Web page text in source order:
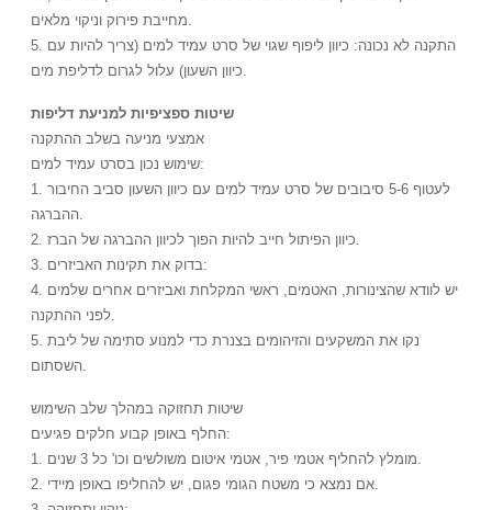
מחייבת פירוק וניקוי מלאים.
5. התקנה לא נכונה: כיוון ליפוף שגוי של סרט עמיד למים (צריך להיות עם
כיוון השעון) עלול לגרום לדליפת מים.
שיטות ספציפיות למניעת דליפות
אמצעי מניעה בשלב ההתקנה
שימוש נכון בסרט עמיד למים:
1. לעטוף 5-6 סיבובים של סרט עמיד למים עם כיוון השעון סביב החיבור
ההברגה.
2. כיוון הפיתול חייב להיות הפוך לכיוון ההברגה של הברז.
3. בדוק את תקינות האביזרים:
4. יש לוודא שהצינורות, האטמים, ראשי המקלחת ואביזרים אחרים שלמים
לפני ההתקנה.
5. נקו את המשקעים והזיהומים בצנרת כדי למנוע סתימה של ליבת
השסתום.
שיטות תחזוקה במהלך שלב השימוש
החלף באופן קבוע חלקים פגיעים:
1. מומלץ להחליף אטמי פיר, אטמי איטום משולשים וכו' כל 3 שנים.
2. אם נמצא כי משטח הגומי פגום, יש להחליפו באופן מיידי.